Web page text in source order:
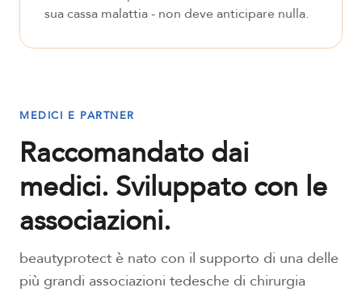
sua cassa malattia - non deve anticipare nulla.
MEDICI E PARTNER
Raccomandato dai
medici. Sviluppato con le
associazioni.
beautyprotect è nato con il supporto di una delle
più grandi associazioni tedesche di chirurgia